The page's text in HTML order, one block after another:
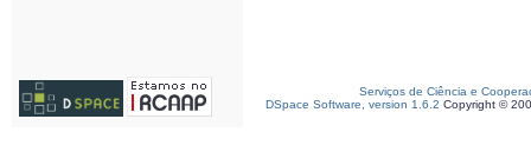
Serviços de Ciência e
DSpace Software, version 1.6.2 Copyright ©